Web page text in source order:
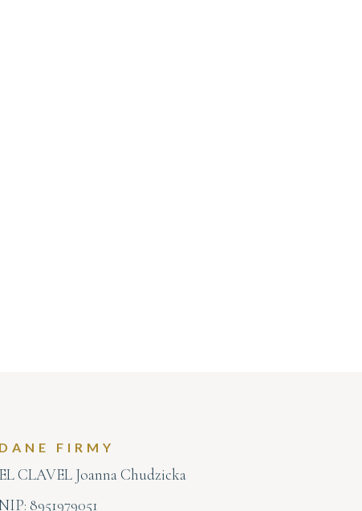
DANE FIRMY
EL CLAVEL Joanna Chudzicka
8951979051